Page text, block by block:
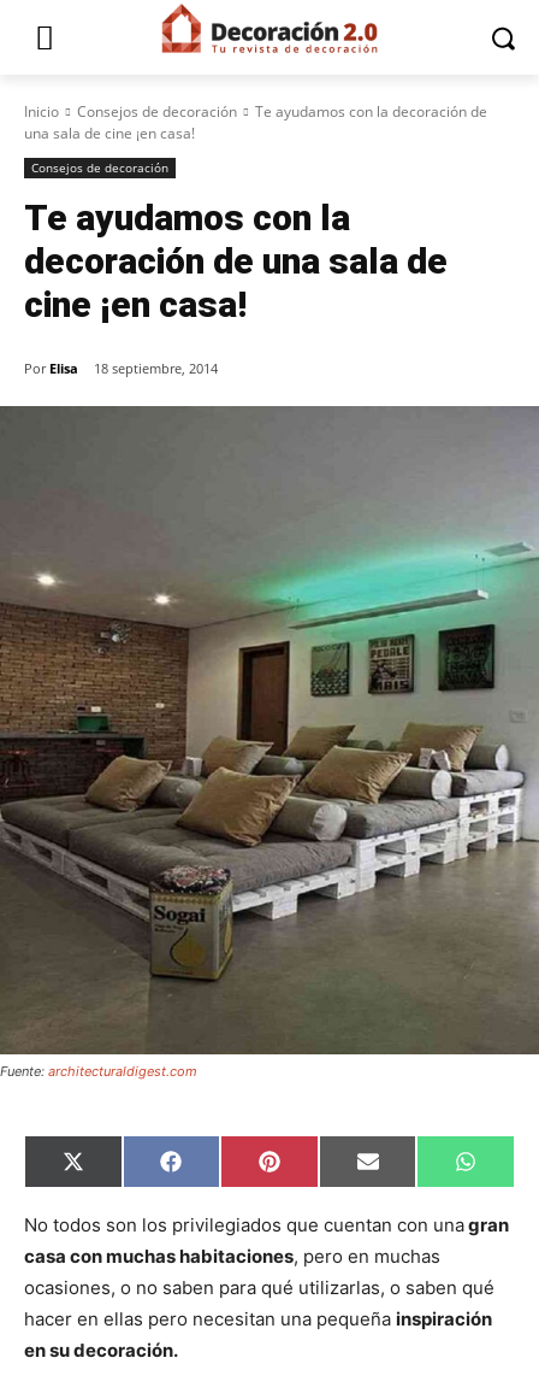
Inicio Consejos de decoración
Te ayudamos con la decoración de
una sala de cine ¡en casa!
Consejos de decoración
Te ayudamos con la
decoración de una sala de
cine ¡en casa!
Por Elisa 18 septiembre, 2014
Fuente: architecturaldigest.com
C
o
p
r
i
r
e
n
X
(
w
t
t
e
r
)
C
o
p
r
t
i
r
e
F
a
e
o
o
k
C
o
p
r
i
r
e
P
i
t
r
e
s
t
C
o
p
r
i
r
e
E
m
i
C
o
p
a
i
r
e
W
h
t
s
p
p
No todos son los privilegiados que cuentan con unagran
casa con muchas habitaciones, pero en muchas
ocasiones, o no saben para qué utilizarlas, o saben qué
hacer en ellas pero necesitan una pequeña inspiración
en su decoración.